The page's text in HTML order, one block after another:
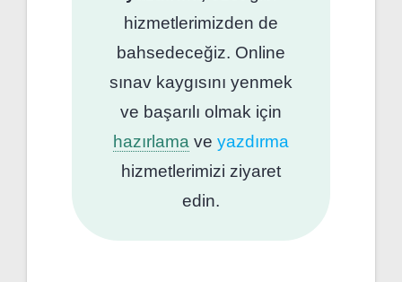
hizmetlerimizden de
bahsedeceğiz. Online
sınav kaygısını yenmek
ve başarılı olmak için
hazırlama ve yazdırma
hizmetlerimizi ziyaret
edin.